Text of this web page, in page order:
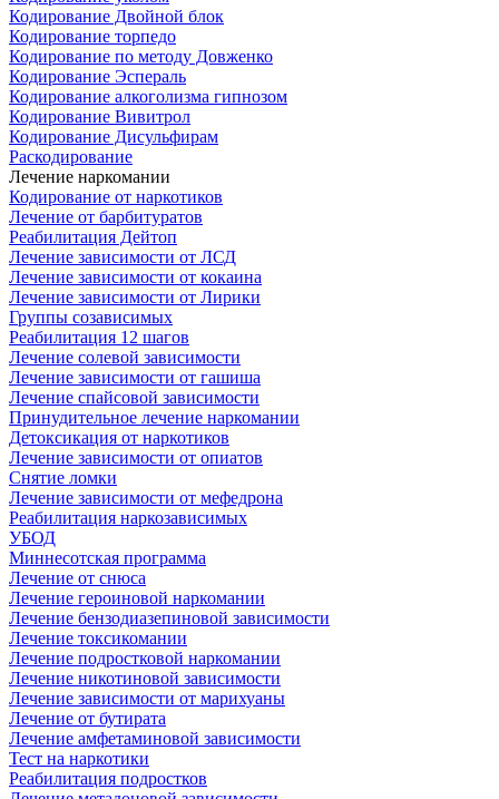
Кодирование Двойной блок
Кодирование торпедо
Кодирование по методу Довженко
Кодирование Эспераль
Кодирование алкоголизма гипнозом
Кодирование Вивитрол
Кодирование Дисульфирам
Раскодирование
Лечение наркомании
Кодирование от наркотиков
Лечение от барбитуратов
Реабилитация Дейтоп
Лечение зависимости от ЛСД
Лечение зависимости от кокаина
Лечение зависимости от Лирики
Группы созависимых
Реабилитация 12 шагов
Лечение солевой зависимости
Лечение зависимости от гашиша
Лечение спайсовой зависимости
Принудительное лечение наркомании
Детоксикация от наркотиков
Лечение зависимости от опиатов
Снятие ломки
Лечение зависимости от мефедрона
Реабилитация наркозависимых
УБОД
Миннесотская программа
Лечение от снюса
Лечение героиновой наркомании
Лечение бензодиазепиновой зависимости
Лечение токсикомании
Лечение подростковой наркомании
Лечение никотиновой зависимости
Лечение зависимости от марихуаны
Лечение от бутирата
Лечение амфетаминовой зависимости
Тест на наркотики
Реабилитация подростков